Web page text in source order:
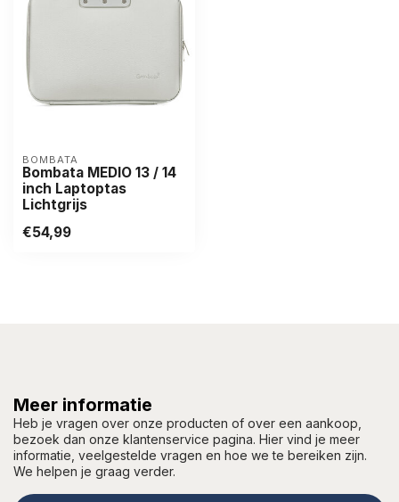
BOMBATA
Bombata MEDIO 13 / 14
inch Laptoptas
Lichtgrijs
€54,99
Meer informatie
Heb je vragen over onze producten of over een aankoop,
bezoek dan onze klantenservice pagina. Hier vind je meer
informatie, veelgestelde vragen en hoe we te bereiken zijn.
We helpen je graag verder.